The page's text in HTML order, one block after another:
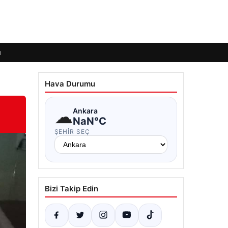
Hava Durumu
☁Ankara
NaN°C
ŞEHIR SEÇ
Bizi Takip Edin